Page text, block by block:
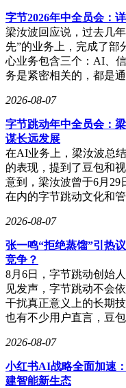
字节2026年中全员会：
梁汝波回应说，过去几
先”的业务上，完成了部
心业务包含三个：AI、
务是紧密相关的，都是
2026-08-07
字节跳动年中全员会：
谋长远发展
在AI业务上，梁汝波总
的表现，提到了豆包和
意到，梁汝波曾于6月29
在内的字节跳动文化和
2026-08-07
张一鸣“拒绝蒸馏”引热
竞争？
8月6日，字节跳动创始
见发声，字节跳动不会
干扰真正意义上的长期
也有不少用户直言，豆
2026-08-07
小红书AI战略全面加速
建智能新生态